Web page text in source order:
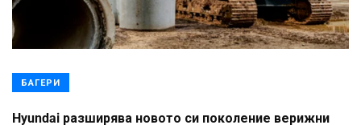
БАГЕРИ
Hyundai разширява новото си поколение верижни